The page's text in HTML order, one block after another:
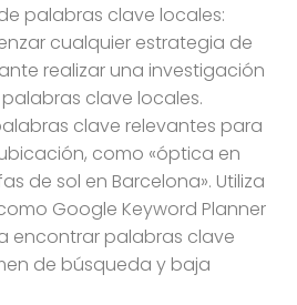
palabras clave locales:
cualquier estrategia de
realizar una investigación
clave locales.
clave relevantes para
como «óptica en
de sol en Barcelona». Utiliza
Google Keyword Planner
encontrar palabras clave
de búsqueda y baja